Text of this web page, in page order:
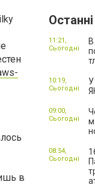
в
11:21,
Сьогодні
10:19,
Сьогодні
09:00,
Сьогодні
08:54,
Сьогодні